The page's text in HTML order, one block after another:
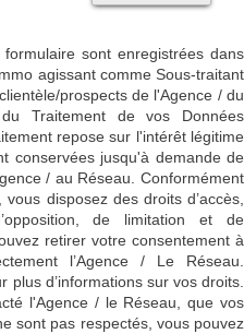
sont enregistrées dans
agissant comme Sous-traitant
prospects de l'Agence / du
Traitement de vos Données
repose sur l'intérêt légitime
conservées jusqu'à demande de
/ au Réseau. Conformément
disposez des droits d’accès,
de limitation et de
retirer votre consentement à
l’Agence / Le Réseau.
plus d’informations sur vos droits.
l'Agence / le Réseau, que vos
sont pas respectés, vous pouvez